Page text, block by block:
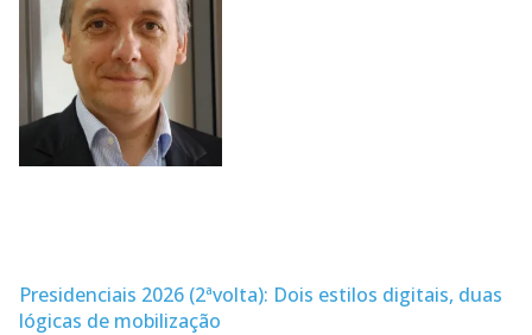
Presidenciais 2026 (2ªvolta): Dois estilos digitais, duas
lógicas de mobilização